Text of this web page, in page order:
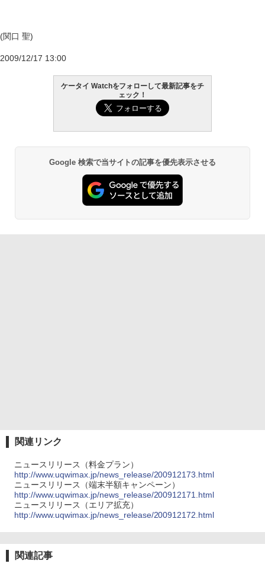
(関口 聖)
2009/12/17 13:00
ケータイ Watchをフォローして最新記事をチ
ェック！
Google 検索で当サイトの記事を優先表示させる
関連リンク
ニュースリリース（料金プラン）
http://www.uqwimax.jp/news_release/200912173.html
ニュースリリース（端末半額キャンペーン）
http://www.uqwimax.jp/news_release/200912171.html
ニュースリリース（エリア拡充）
http://www.uqwimax.jp/news_release/200912172.html
関連記事